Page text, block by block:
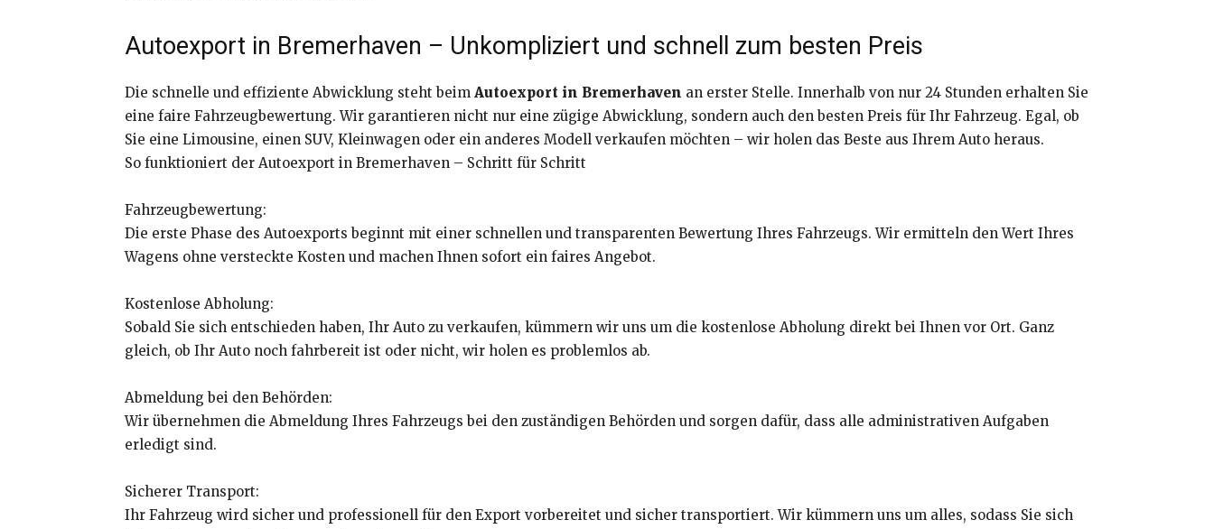
Autoexport in Bremerhaven – Unkompliziert und schnell zum besten Preis
Die schnelle und effiziente Abwicklung steht beim Autoexport in Bremerhaven an erster Stelle. Innerhalb von nur 24 Stunden erhalten Sie
eine faire Fahrzeugbewertung. Wir garantieren nicht nur eine zügige Abwicklung, sondern auch den besten Preis für Ihr Fahrzeug. Egal, ob
Sie eine Limousine, einen SUV, Kleinwagen oder ein anderes Modell verkaufen möchten – wir holen das Beste aus Ihrem Auto heraus.
So funktioniert der Autoexport in Bremerhaven – Schritt für Schritt
Fahrzeugbewertung:
Die erste Phase des Autoexports beginnt mit einer schnellen und transparenten Bewertung Ihres Fahrzeugs. Wir ermitteln den Wert Ihres
Wagens ohne versteckte Kosten und machen Ihnen sofort ein faires Angebot.
Kostenlose Abholung:
Sobald Sie sich entschieden haben, Ihr Auto zu verkaufen, kümmern wir uns um die kostenlose Abholung direkt bei Ihnen vor Ort. Ganz
gleich, ob Ihr Auto noch fahrbereit ist oder nicht, wir holen es problemlos ab.
Abmeldung bei den Behörden:
Wir übernehmen die Abmeldung Ihres Fahrzeugs bei den zuständigen Behörden und sorgen dafür, dass alle administrativen Aufgaben
erledigt sind.
Sicherer Transport:
Ihr Fahrzeug wird sicher und professionell für den Export vorbereitet und sicher transportiert. Wir kümmern uns um alles, sodass Sie sich